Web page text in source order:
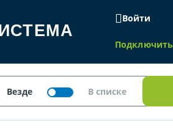
Войти